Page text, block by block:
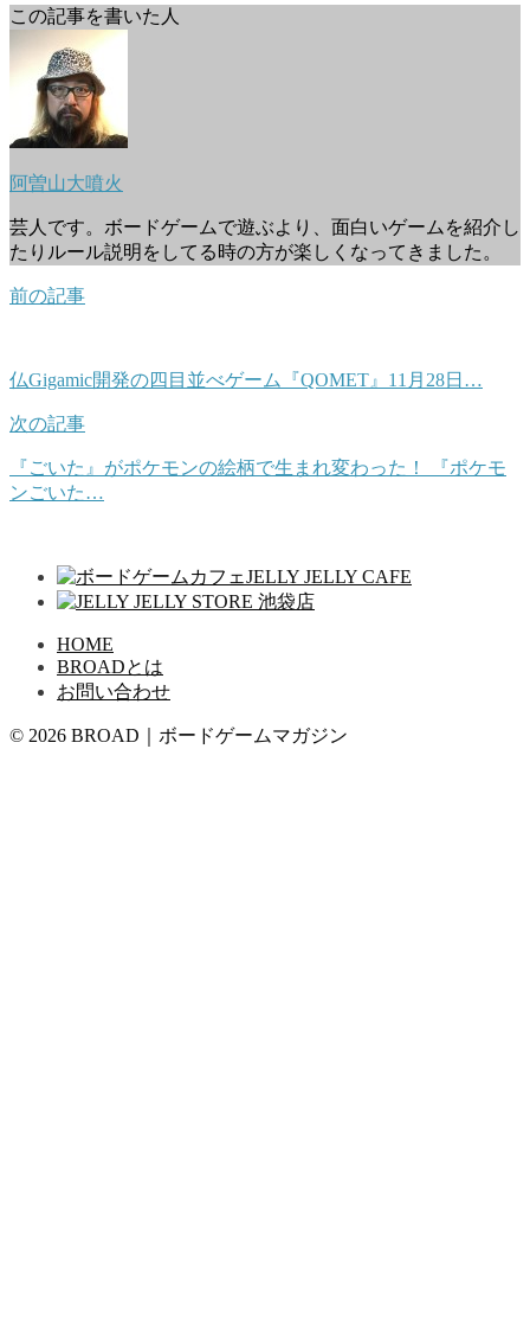
この記事を書いた人
阿曽山大噴火
芸人です。ボードゲームで遊ぶより、面白いゲームを紹介し
たりルール説明をしてる時の方が楽しくなってきました。
前の記事
仏Gigamic開発の四目並べゲーム『QOMET』11月28日…
次の記事
『ごいた』がポケモンの絵柄で生まれ変わった！ 『ポケモ
ンごいた…
HOME
BROADとは
お問い合わせ
© 2026 BROAD｜ボードゲームマガジン